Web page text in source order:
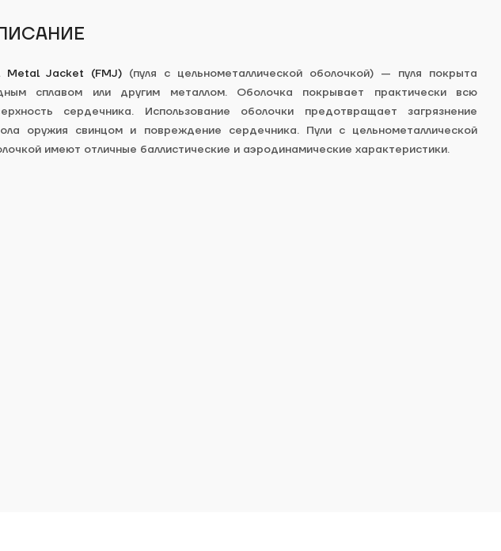
Metal Jacket (FMJ) (пуля с цельнометаллической оболочкой) — пуля покрыта
сплавом или другим металлом. Оболочка покрывает практически всю
сердечника. Использование оболочки предотвращает загрязнение
оружия свинцом и повреждение сердечника. Пули с цельнометаллической
имеют отличные баллистические и аэродинамические характеристики.
ВРЕМЯ